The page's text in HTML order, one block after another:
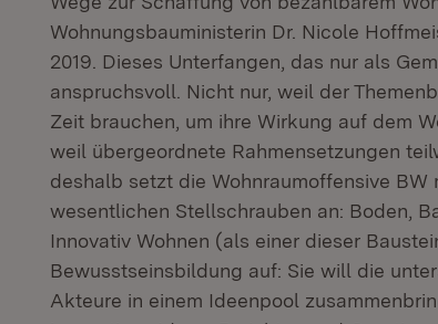
Wohnungsbauministerin Dr. Nicole
2019. Dieses Unterfangen, das nur als
anspruchsvoll. Nicht nur, weil der
Zeit brauchen, um ihre Wirkung auf dem
weil übergeordnete Rahmensetzungen
deshalb setzt die Wohnraumoffensive BW
wesentlichen Stellschrauben an: Boden,
Innovativ Wohnen (als einer dieser
Bewusstseinsbildung auf: Sie will die
Akteure in einem Ideenpool